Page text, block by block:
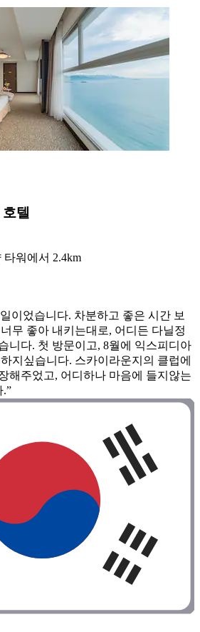
텔
워에서 2.4km
이었습니다. 차분하고 좋은 시간 보
무 좋아 내키는대로, 어디든 다닐정
니다. 첫 방문이고, 8월에 익스피디아
지싶습니다. 스카이라운지의 클럽에
해주었고, 어디하나 마음에 들지않는
.”